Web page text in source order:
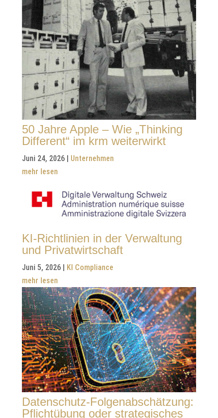
50 Jahre Apple – Wie „Thinking
Different“ im krm weiterwirkt
Juni 24, 2026| Unternehmen
mehr lesen
KI-Richtlinien in der Verwaltung
und Privatwirtschaft
Juni 5, 2026| KI Compliance
mehr lesen
Datenschutz-Folgenabschätzung:
Pflichtübung oder strategisches